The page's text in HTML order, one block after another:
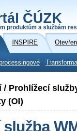
ČÚZK
produktům a službám
INSPIRE
Prohlížecí
(OI)